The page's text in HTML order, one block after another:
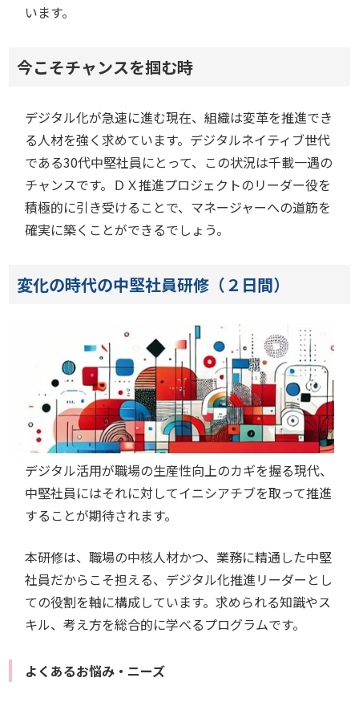
います。
今こそチャンスを掴む時
デジタル化が急速に進む現在、組織は変革を推進でき
る人材を強く求めています。デジタルネイティブ世代
である30代中堅社員にとって、この状況は千載一遇の
チャンスです。ＤＸ推進プロジェクトのリーダー役を
積極的に引き受けることで、マネージャーへの道筋を
確実に築くことができるでしょう。
変化の時代の中堅社員研修（２日間）
デジタル活用が職場の生産性向上のカギを握る現代、
中堅社員にはそれに対してイニシアチブを取って推進
することが期待されます。
本研修は、職場の中核人材かつ、業務に精通した中堅
社員だからこそ担える、デジタル化推進リーダーとし
ての役割を軸に構成しています。求められる知識やス
キル、考え方を総合的に学べるプログラムです。
よくあるお悩み・ニーズ